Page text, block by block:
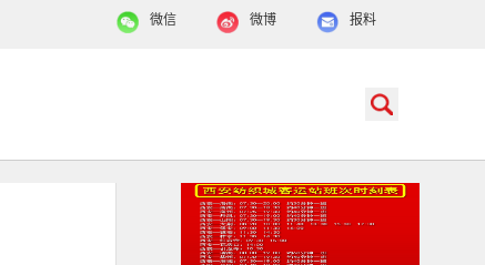
报料
微博
微信